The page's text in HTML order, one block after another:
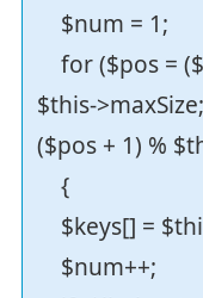
$num = 1;
for ($pos =
$this-
($pos + 1) %
{
$keys[] =
$num++;